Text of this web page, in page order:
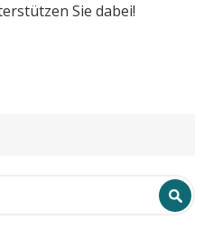
Sie dabei!